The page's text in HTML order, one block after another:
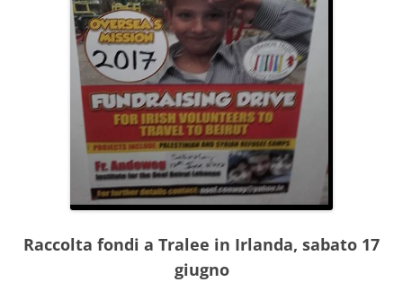
Raccolta fondi a Tralee in Irlanda, sabato 17
giugno